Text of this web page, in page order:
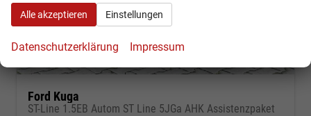
Ford Kuga
ST-Line 1.5EB Autom ST Line 5JGa AHK Assistenzpaket
Alle akzeptieren Einstellungen
Datenschutzerklärung Impressum